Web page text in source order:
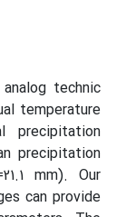
technic
temperature
precipitation
precipitation
mm). Our
can provide